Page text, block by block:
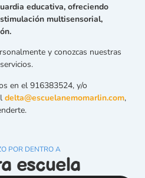
educativa, ofreciendo
multisensorial,
y conozcas nuestras
en el 916383524, y/o
delta@escuelanemomarlin.com,
POR DENTRO A
escuela